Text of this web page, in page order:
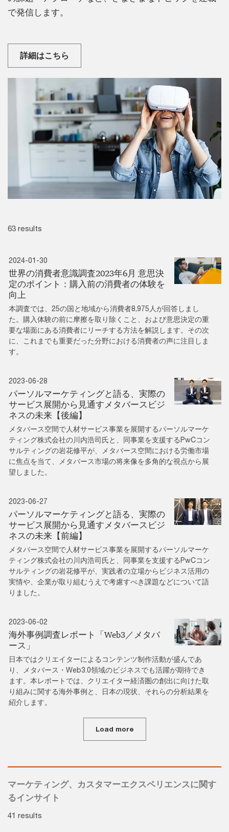
で発信します。
詳細はこちら
63 results
2024-01-30
世界の消費者意識調査2023年6月 意思決
定のポイント：購入前の消費者の体験を
向上
本調査では、25の国と地域から消費者8,975人が回答しまし
た。購入体験の前に摩擦を取り除くこと、および意思決定の重
要な場面にある消費者にリーチする方法を解説します。その次
に、これまでも重要だった分野における消費者の声に注目しま
す。
2023-06-28
パーソルマーケティングと語る、実際の
サービス展開から見通すメタバースビジ
ネスの未来【後編】
メタバース空間で人材サービス事業を展開するパーソルマーケ
ティング株式会社の川内浩司氏と、同事業を支援するPwCコン
サルティングの岩花修平が、メタバース空間における労働市場
に焦点を当て、メタバース市場の将来像を多角的な視点から展
望しました。
2023-06-27
パーソルマーケティングと語る、実際の
サービス展開から見通すメタバースビジ
ネスの未来【前編】
メタバース空間で人材サービス事業を展開するパーソルマーケ
ティング株式会社の川内浩司氏と、同事業を支援するPwCコン
サルティングの岩花修平が、実践者の立場からビジネス活用の
実情や、企業が取り組むうえで考慮すべき課題などについて語
りました。
2023-06-02
海外事例調査レポート「Web3／メタバ
ース」
日本ではクリエイターによるコンテンツ制作活動が盛んであ
り、メタバース・Web3.0領域のビジネスでも活躍が期待でき
ます。本レポートでは、クリエイター経済圏の創出に向けた取
り組みに関する海外事例と、日本の現状、それらの分析結果を
紹介します。
Load more
マーケティング、カスタマーエクスペリエンスに関す
るインサイト
41 results